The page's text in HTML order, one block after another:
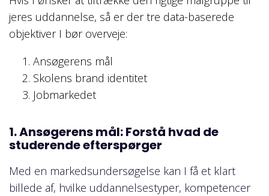
jeres uddannelse, så er der tre data-baserede
objektiver I bør overveje:
Ansøgerens mål
Skolens brand identitet
Jobmarkedet
1. Ansøgerens mål: Forstå hvad de
studerende efterspørger
Med en markedsundersøgelse kan I få et klart
billede af, hvilke uddannelsestyper, kompetencer